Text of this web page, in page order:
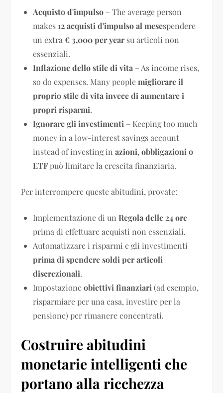
Acquisto d'impulso – The average person
makes 12 acquisti d'impulso al mesespendere
un extra€ 3,000 per yearsu articoli non
essenziali.
Inflazione dello stile di vita – As income rises,
so do expenses. Many peoplemigliorare il
proprio stile di vita invece di aumentare i
propri risparmi.
Ignorare gli investimenti – Keeping too much
money in a low-interest savings account
instead of investing inazioni, obbligazioni o
ETFpuò limitare la crescita finanziaria.
Per interrompere queste abitudini, provate:
Implementazione di unRegola delle 24 ore
prima di effettuare acquisti non essenziali.
Automatizzare i risparmi e gli investimenti
prima di spendere soldi per articoli
discrezionali.
Impostazioneobiettivi finanziari (ad esempio,
risparmiare per una casa, investire per la
pensione) per rimanere concentrati.
Costruire abitudini
monetarie intelligenti che
portano alla ricchezza